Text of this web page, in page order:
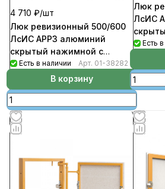
4 710 ₽/шт
Люк ревизионный 500/600
ЛсИС АРРЗ алюминий
скрытый нажимной с
регулируемой петлей
Есть в наличии Арт. 01-38282
В корзину
Люк
ЛсИС
Есть